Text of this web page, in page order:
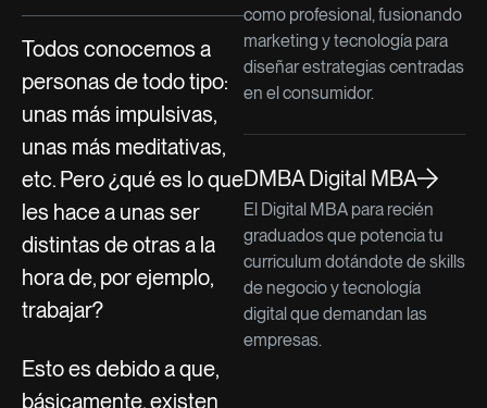
Todos conocemos a
personas de todo tipo:
unas más impulsivas,
unas más meditativas,
etc. Pero ¿qué es lo que
les hace a unas ser
distintas de otras a la
hora de, por ejemplo,
trabajar?
Esto es debido a que,
básicamente, existen
como profesional, fusionando
marketing y tecnología para
diseñar estrategias centradas
en el consumidor.
DMBA Digital MBA
El Digital MBA para recién
graduados que potencia tu
curriculum dotándote de skills
de negocio y tecnología
digital que demandan las
empresas.